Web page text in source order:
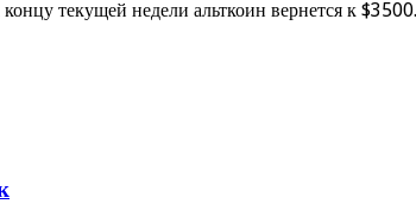
текущей недели альткоин вернется к $3500.